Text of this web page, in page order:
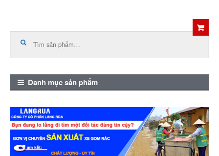
navigation
content
kiếm:
Danh mục sản phẩm